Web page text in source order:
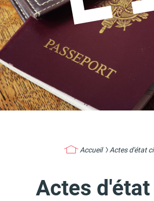
Billetterie Théâtre
Carte d'identité /
Passeports
Actes d'état civil
Accueil Actes d'état
Actes d'état